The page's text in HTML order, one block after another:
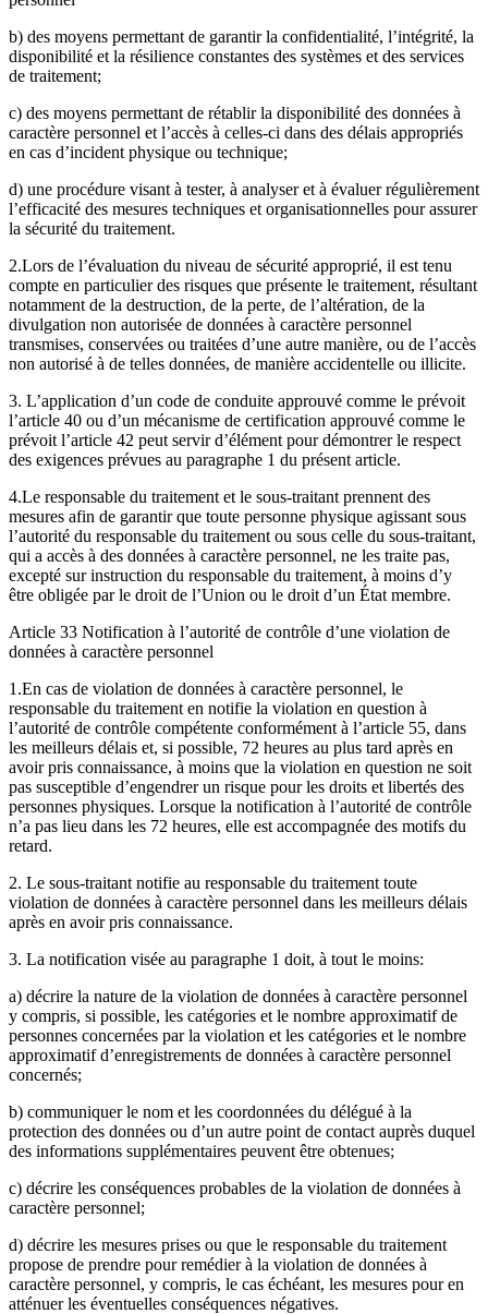
b) des moyens permettant de garantir la confidentialité, l’intégrité, la
disponibilité et la résilience constantes des systèmes et des services
de traitement;
c) des moyens permettant de rétablir la disponibilité des données à
caractère personnel et l’accès à celles-ci dans des délais appropriés
en cas d’incident physique ou technique;
d) une procédure visant à tester, à analyser et à évaluer régulièrement
l’efficacité des mesures techniques et organisationnelles pour assurer
la sécurité du traitement.
2.Lors de l’évaluation du niveau de sécurité approprié, il est tenu
compte en particulier des risques que présente le traitement, résultant
notamment de la destruction, de la perte, de l’altération, de la
divulgation non autorisée de données à caractère personnel
transmises, conservées ou traitées d’une autre manière, ou de l’accès
non autorisé à de telles données, de manière accidentelle ou illicite.
3. L’application d’un code de conduite approuvé comme le prévoit
l’article 40 ou d’un mécanisme de certification approuvé comme le
prévoit l’article 42 peut servir d’élément pour démontrer le respect
des exigences prévues au paragraphe 1 du présent article.
4.Le responsable du traitement et le sous-traitant prennent des
mesures afin de garantir que toute personne physique agissant sous
l’autorité du responsable du traitement ou sous celle du sous-traitant,
qui a accès à des données à caractère personnel, ne les traite pas,
excepté sur instruction du responsable du traitement, à moins d’y
être obligée par le droit de l’Union ou le droit d’un État membre.
Article 33 Notification à l’autorité de contrôle d’une violation de
données à caractère personnel
1.En cas de violation de données à caractère personnel, le
responsable du traitement en notifie la violation en question à
l’autorité de contrôle compétente conformément à l’article 55, dans
les meilleurs délais et, si possible, 72 heures au plus tard après en
avoir pris connaissance, à moins que la violation en question ne soit
pas susceptible d’engendrer un risque pour les droits et libertés des
personnes physiques. Lorsque la notification à l’autorité de contrôle
n’a pas lieu dans les 72 heures, elle est accompagnée des motifs du
retard.
2. Le sous-traitant notifie au responsable du traitement toute
violation de données à caractère personnel dans les meilleurs délais
après en avoir pris connaissance.
3. La notification visée au paragraphe 1 doit, à tout le moins:
a) décrire la nature de la violation de données à caractère personnel
y compris, si possible, les catégories et le nombre approximatif de
personnes concernées par la violation et les catégories et le nombre
approximatif d’enregistrements de données à caractère personnel
concernés;
b) communiquer le nom et les coordonnées du délégué à la
protection des données ou d’un autre point de contact auprès duquel
des informations supplémentaires peuvent être obtenues;
c) décrire les conséquences probables de la violation de données à
caractère personnel;
d) décrire les mesures prises ou que le responsable du traitement
propose de prendre pour remédier à la violation de données à
caractère personnel, y compris, le cas échéant, les mesures pour en
atténuer les éventuelles conséquences négatives.